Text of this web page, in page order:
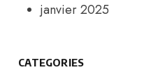
janvier 2025
CATEGORIES